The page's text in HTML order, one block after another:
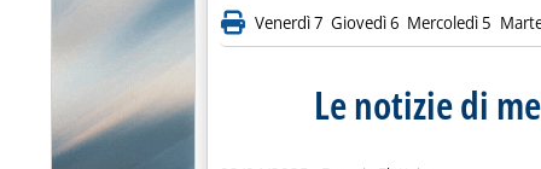
Venerdì 7 Giovedì 6 Mercoledì 5
Le notizie di